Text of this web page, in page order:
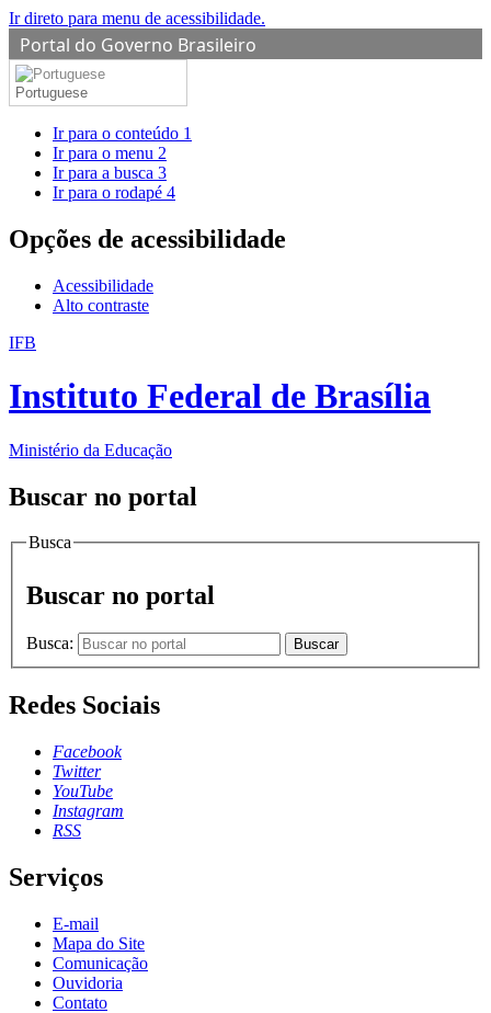
Ir direto para menu de acessibilidade.
Portal do Governo Brasileiro
Portuguese
Ir para o conteúdo 1
Ir para o menu 2
Ir para a busca 3
Ir para o rodapé 4
Opções de acessibilidade
Acessibilidade
Alto contraste
IFB
Instituto Federal de Brasília
Ministério da Educação
Buscar no portal
Busca
Buscar no portal
Busca: Buscar
Redes Sociais
Facebook
Twitter
YouTube
Instagram
RSS
Serviços
E-mail
Mapa do Site
Comunicação
Ouvidoria
Contato